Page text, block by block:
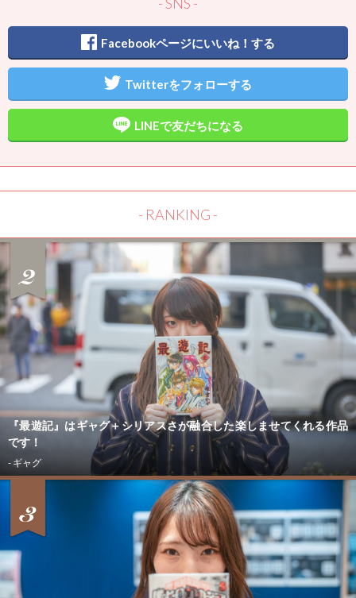
Facebookページにいいね！する
Twitterをフォローする
LINEで友だちになる
- RANKING -
- 未分類
『最遊記』はギャグ＋シリアスさが融合した楽しませてくれる作品
です！
- ギャグ